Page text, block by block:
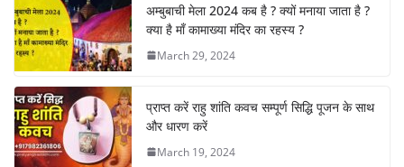
अम्बुबाची मेला 2024 कब है ? क्यों मनाया जाता है ?
क्या है माँ कामाख्या मंदिर का रहस्य ?
March 29, 2024
प्राप्त करें राहु शांति कवच सम्पूर्ण सिद्धि पूजन के साथ
और धारण करें
March 19, 2024